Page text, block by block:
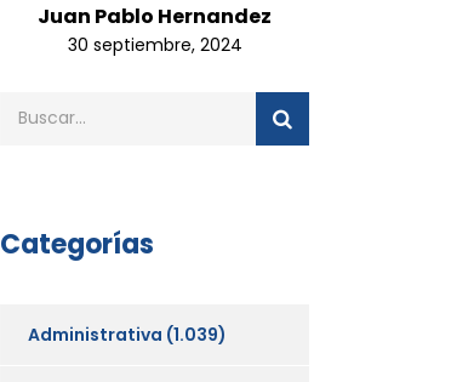
Juan Pablo Hernandez
30 septiembre, 2024
Categorías
Administrativa (1.039)